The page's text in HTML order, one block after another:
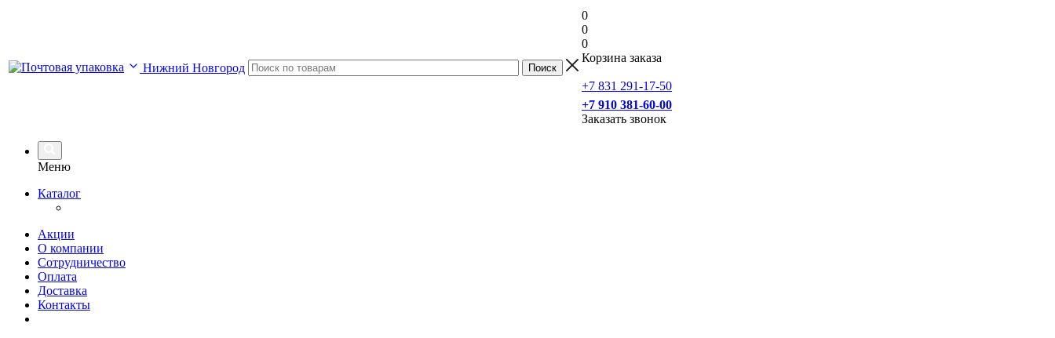
Нижний Новгород
0
0
0
Корзина заказа
+7 831 291-17-50
+7 910 381-60-00
Заказать звонок
Меню
Каталог
Акции
О компании
Сотрудничество
Оплата
Доставка
Контакты